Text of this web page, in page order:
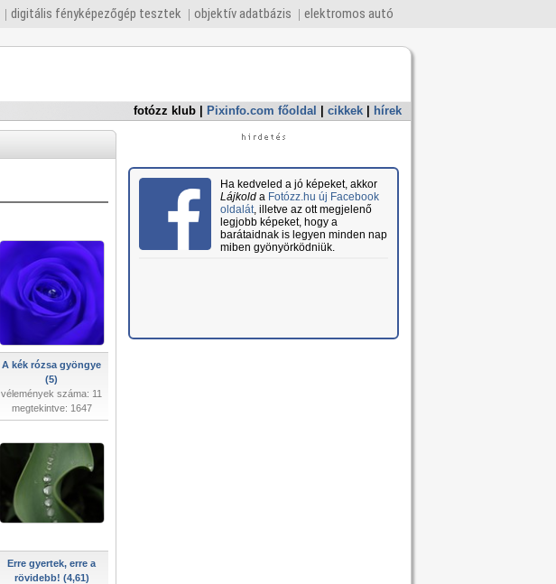
digitális fényképezőgép tesztek objektív adatbázis elektromos autó
fotózz klub Pixinfo.com főoldal cikkek hírek
A kék rózsa gyöngye
(5)
vélemények száma: 11
megtekintve: 1647
Erre gyertek, erre a
rövidebb! (4,61)
Ha kedveled a jó képeket, akkor
Lájkolda Fotózz.hu új Facebook
oldalát, illetve az ott megjelenő
legjobb képeket, hogy a
barátaidnak is legyen minden nap
miben gyönyörködniük.